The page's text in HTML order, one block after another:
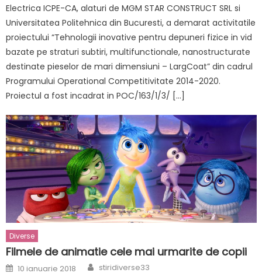
Electrica ICPE-CA, alaturi de MGM STAR CONSTRUCT SRL si
Universitatea Politehnica din Bucuresti, a demarat activitatile
proiectului “Tehnologii inovative pentru depuneri fizice in vid
bazate pe straturi subtiri, multifunctionale, nanostructurate
destinate pieselor de mari dimensiuni – LargCoat” din cadrul
Programului Operational Competitivitate 2014-2020.
Proiectul a fost incadrat in POC/163/1/3/ […]
Diverse
Filmele de animatie cele mai urmarite de copii
Posted
on
10 ianuarie 2018 Author
stiridiverse33